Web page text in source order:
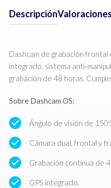
Descripción
Dashcam de grabación frontal
integrado, sistema anti-
grabación de 48 horas.
Sobre Dashcam OS:
Ángulo de visión de 150º.
Cámara dual, frontal y
Grabación continua de
GPS integrado.